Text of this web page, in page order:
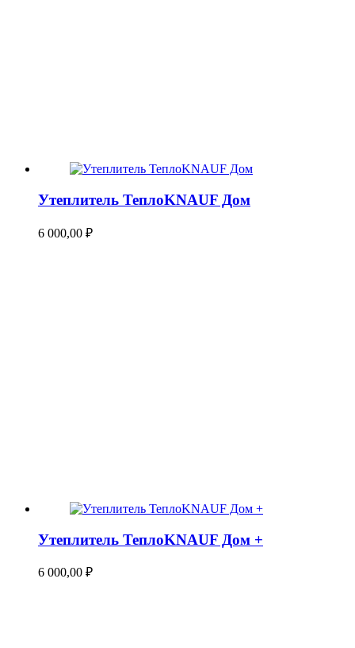
Утеплитель ТеплоKNAUF Дом
6 000,00 ₽
Утеплитель ТеплоKNAUF Дом +
6 000,00 ₽